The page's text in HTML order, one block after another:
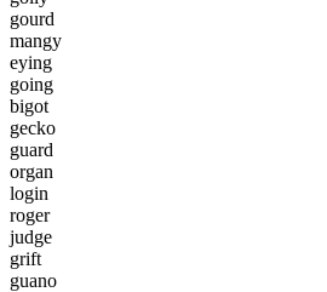
gourd
mangy
eying
going
bigot
gecko
guard
organ
login
roger
judge
grift
guano